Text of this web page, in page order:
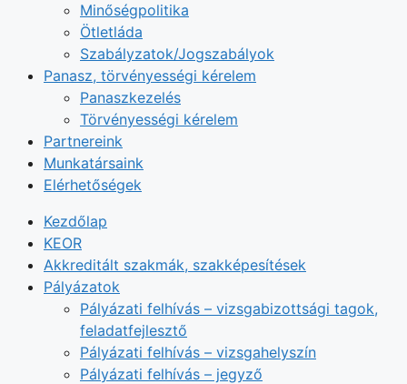
Minőségpolitika
Ötletláda
Szabályzatok/Jogszabályok
Panasz, törvényességi kérelem
Panaszkezelés
Törvényességi kérelem
Partnereink
Munkatársaink
Elérhetőségek
Kezdőlap
KEOR
Akkreditált szakmák, szakképesítések
Pályázatok
Pályázati felhívás – vizsgabizottsági tagok,
feladatfejlesztő
Pályázati felhívás – vizsgahelyszín
Pályázati felhívás – jegyző